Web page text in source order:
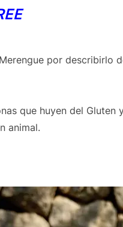
por describirlo
que huyen del
animal.